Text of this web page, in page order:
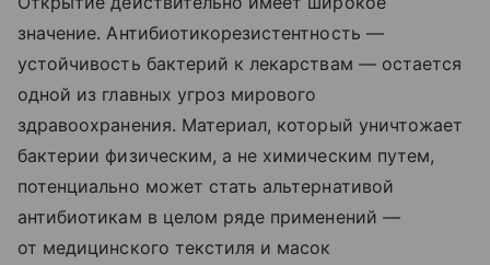
значение. Антибиотикорезистентность —
устойчивость бактерий к лекарствам — остается
одной из главных угроз мирового
здравоохранения. Материал, который уничтожает
бактерии физическим, а не химическим путем,
потенциально может стать альтернативой
антибиотикам в целом ряде применений —
от медицинского текстиля и масок